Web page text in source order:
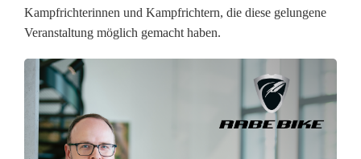
t
e
Kampfrichterinnen und Kampfrichtern, die diese gelungene
Veranstaltung möglich gemacht haben.